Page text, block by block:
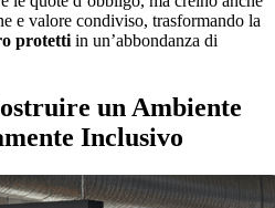
e valore condiviso, trasformando la
protetti in un’abbondanza di
un Ambiente
Inclusivo